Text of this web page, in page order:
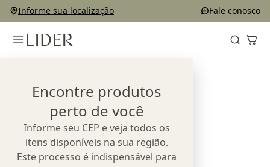
Informe sua localização Fale conosco
Encontre produtos
perto de você
Informe seu CEP e veja todos os
itens disponíveis na sua região.
Este processo é indispensável para